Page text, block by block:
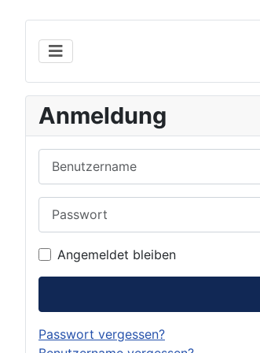
Anmeldung
Angemeldet bleiben
Passwort vergessen?